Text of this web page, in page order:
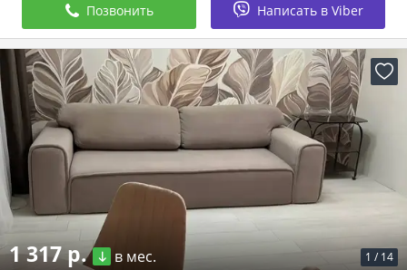
Позвонить Написать в Viber
1 / 14
1 317 р. в мес.